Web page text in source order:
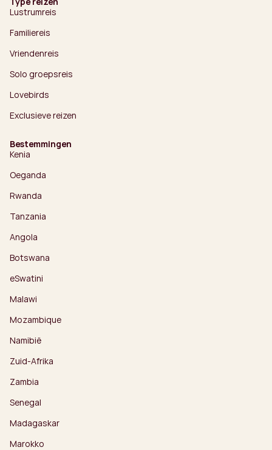
Lustrumreis
Familiereis
Vriendenreis
Solo groepsreis
Lovebirds
Exclusieve reizen
Bestemmingen
Kenia
Oeganda
Rwanda
Tanzania
Angola
Botswana
eSwatini
Malawi
Mozambique
Namibië
Zuid-Afrika
Zambia
Senegal
Madagaskar
Marokko